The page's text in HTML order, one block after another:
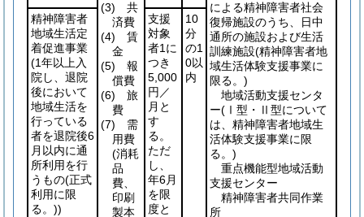
(3) 共
済費
(4) 賃
金
(5) 報
償費
(6) 旅
費
(7) 需
用費
(消耗
品
費、
印刷
製本
による精神障害者社会
復帰施設のうち、日中
通所の施設および生活
訓練施設(精神障害者地
域生活体験支援事業に
限る。)
地域活動支援センタ
ー(Ⅰ型・Ⅱ型について
は、精神障害者地域生
活体験支援事業に限
る。)
重点機能型地域活動
支援センター
精神障害者共同作業
所
精神障害者
地域生活定
着促進事業
(1年以上入
院し、退院
後において
地域生活を
行っている
者を退院後6
月以内に通
所利用を行
うもの(正式
利用に限
る。))
支援
対象
者1に
つき
5,000
円／
月と
す
る。
ただ
し、
年6月
を限
度と
10
分
の1
0以
内